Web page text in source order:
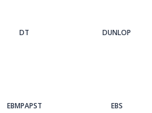
DT DUNLOP
EBMPAPST EBS